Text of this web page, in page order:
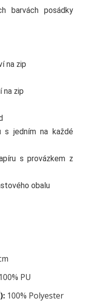
barvách posádky
na zip
na zip
s jedním na každé
s provázkem z
obalu
100% PU
100% Polyester